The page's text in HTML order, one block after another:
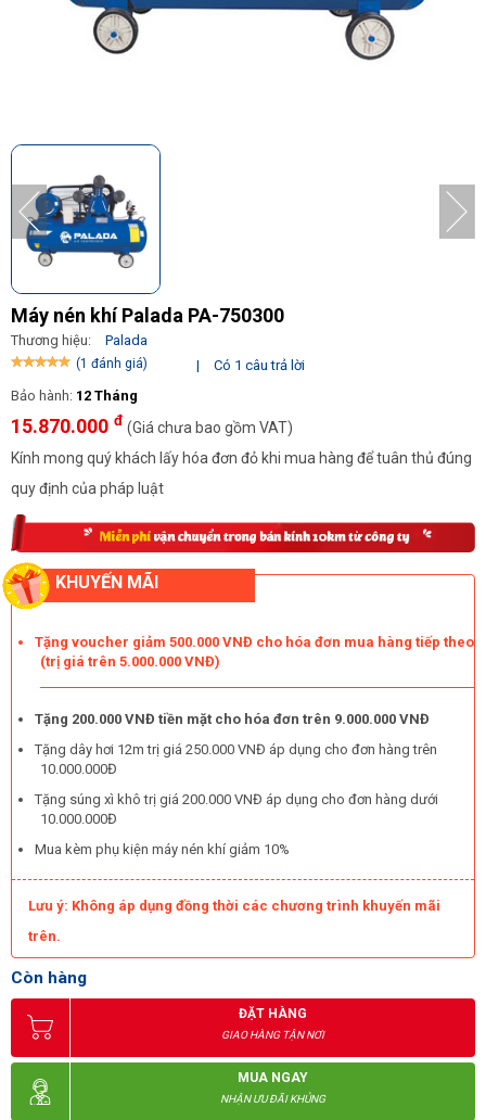
Máy nén khí Palada PA-750300
Thương hiệu: Palada
(1 đánh giá) |
Có 1 câu trả lời
Bảo hành: 12 Tháng
15.870.000 đ (Giá chưa bao gồm VAT)
Kính mong quý khách lấy hóa đơn đỏ khi mua hàng để tuân thủ đúng
quy định của pháp luật
KHUYẾN MÃI
Tặng voucher giảm 500.000 VNĐ cho hóa đơn mua hàng tiếp theo
(trị giá trên 5.000.000 VNĐ)
Tặng 200.000 VNĐ tiền mặt cho hóa đơn trên 9.000.000 VNĐ
Tặng dây hơi 12m trị giá 250.000 VNĐ áp dụng cho đơn hàng trên
10.000.000Đ
Tặng súng xì khô trị giá 200.000 VNĐ áp dụng cho đơn hàng dưới
10.000.000Đ
Mua kèm phụ kiện máy nén khí giảm 10%
Lưu ý: Không áp dụng đồng thời các chương trình khuyến mãi
trên.
Còn hàng
ĐẶT HÀNG
GIAO HÀNG TẬN NƠI
MUA NGAY
NHẬN ƯU ĐÃI KHỦNG